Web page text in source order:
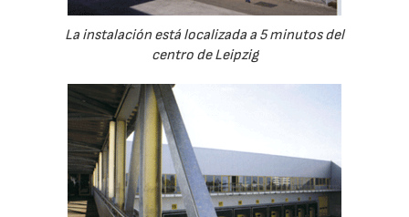
La instalación está localizada a 5 minutos del
centro de Leipzig